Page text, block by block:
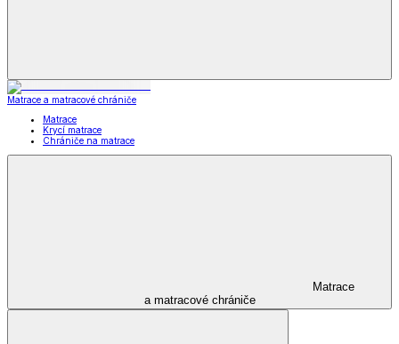
Matrace a matracové chrániče
Matrace
Krycí matrace
Chrániče na matrace
Matrace
a matracové chrániče